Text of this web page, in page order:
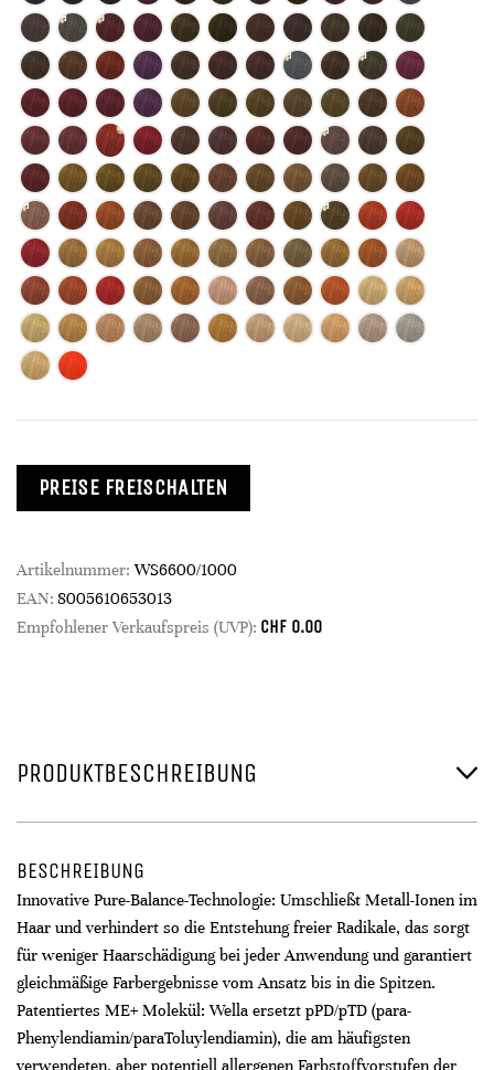
PREISE FREISCHALTEN
Artikelnummer: WS6600/1000
EAN: 8005610653013
Empfohlener Verkaufspreis (UVP): CHF 0.00
PRODUKTBESCHREIBUNG
BESCHREIBUNG
Innovative Pure-Balance-Technologie: Umschließt Metall-Ionen im
Haar und verhindert so die Entstehung freier Radikale, das sorgt
für weniger Haarschädigung bei jeder Anwendung und garantiert
gleichmäßige Farbergebnisse vom Ansatz bis in die Spitzen.
Patentiertes ME+ Molekül: Wella ersetzt pPD/pTD (para-
Phenylendiamin/paraToluylendiamin), die am häufigsten
verwendeten, aber potentiell allergenen Farbstoffvorstufen der